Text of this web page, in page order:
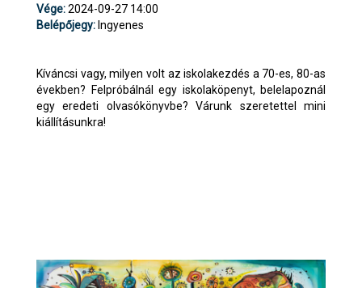
Vége:2024-09-27 14:00
Belépőjegy: Ingyenes
Kíváncsi vagy, milyen volt az iskolakezdés a 70-es, 80-as
években? Felpróbálnál egy iskolaköpenyt, belelapoznál
egy eredeti olvasókönyvbe? Várunk szeretettel mini
kiállításunkra!